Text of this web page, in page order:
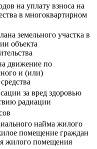
на уплату взноса на
в многоквартирном
земельного участка в
объекта
движение по
и (или)
за вред здоровью
радиации
найма жилого
помещение граждан
жилого помещения